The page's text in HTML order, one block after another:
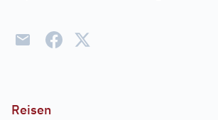
Reisen